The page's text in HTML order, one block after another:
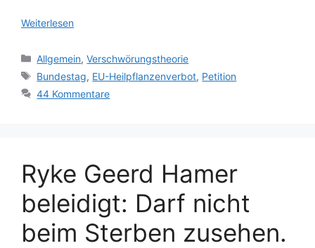
Weiterlesen
Kategorien
Allgemein,Verschwörungstheorie
Schlagwörter
Bundestag, EU-Heilpflanzenverbot, Petition
44 Kommentare
Ryke Geerd Hamer
beleidigt: Darf nicht
beim Sterben zusehen.